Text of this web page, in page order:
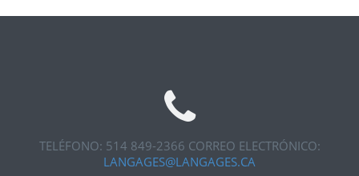
TELÉFONO: 514 849-2366 CORREO ELECTRÓNICO:
LANGAGES@LANGAGES.CA